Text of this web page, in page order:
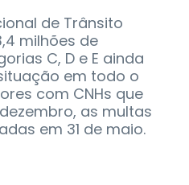
de Trânsito
milhões de
C, D e E ainda
em todo o
com CNHs que
as multas
em 31 de maio.